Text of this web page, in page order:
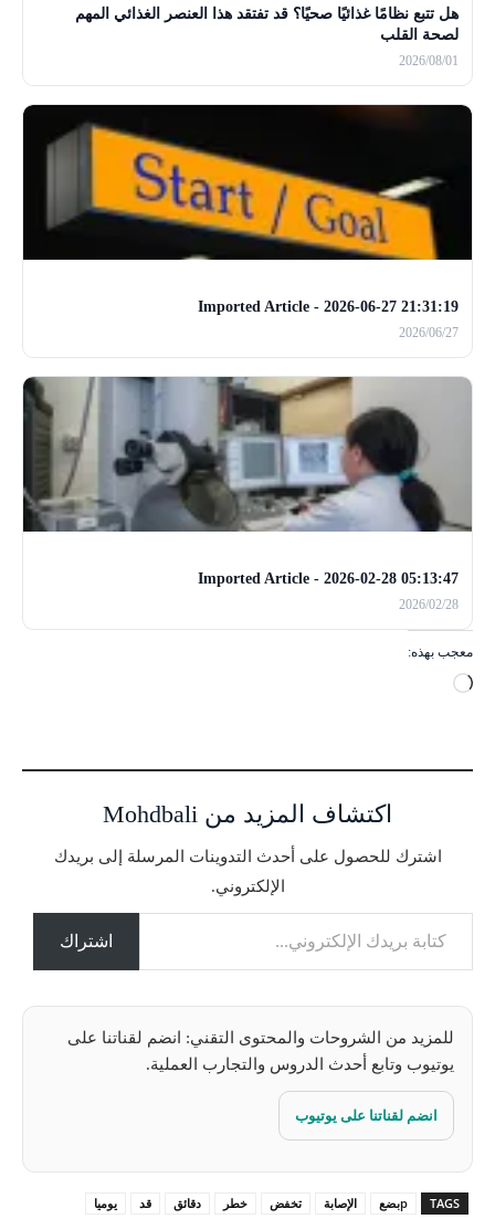
هل تتبع نظامًا غذائيًا صحيًا؟ قد تفتقد هذا العنصر الغذائي المهم
لصحة القلب
2026/08/01
Imported Article - 2026-06-27 21:31:19
2026/06/27
Imported Article - 2026-02-28 05:13:47
2026/02/28
معجب بهذه:
ج
ي
ل
اكتشاف المزيد من Mohdbali
اشترك للحصول على أحدث التدوينات المرسلة إلى بريدك
الإلكتروني.
كتابة بريدك الإلكتروني...
اشتراك
للمزيد من الشروحات والمحتوى التقني: انضم لقناتنا على
يوتيوب وتابع أحدث الدروس والتجارب العملية.
انضم لقناتنا على يوتيوب
TAGS pبضع الإصابة تخفض خطر دقائق قد يوميا